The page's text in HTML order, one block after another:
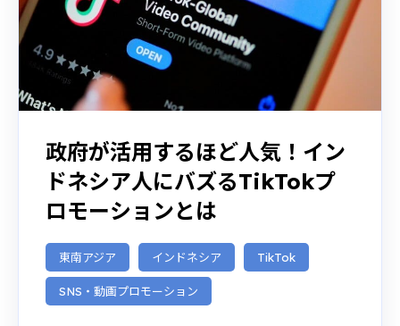
政府が活用するほど人気！イン
ドネシア人にバズるTikTokプ
ロモーションとは
東南アジア インドネシア TikTok
SNS・動画プロモーション